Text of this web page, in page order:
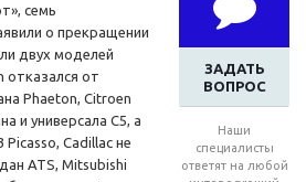
ЗАДАТЬ
ВОПРОС
Наши
специалисты
ответят на любой
семь
о прекращении
двух моделей
отказался от
Phaeton, Citroen
и универсала C5, а
Cadillac не
ATS, Mitsubishi